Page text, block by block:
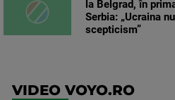
la Belgrad, în
Serbia: „Ucraina
scepticism”
VIDEO VOYO.RO